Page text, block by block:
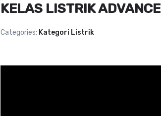
KELAS LISTRIK ADVANCE
Categories: Kategori Listrik